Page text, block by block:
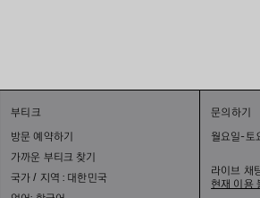
부티크
방문 예약하기
가까운 부티크 찾기
국가 / 지역 : 대한민국
문의하기
월요일-토
라이브 채
현재 이용